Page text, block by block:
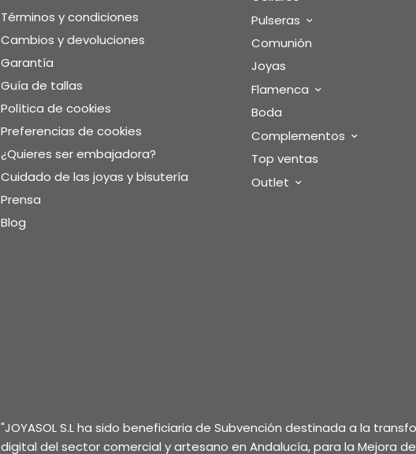
Términos y condiciones
Cambios y devoluciones
Garantía
Guía de tallas
Política de cookies
Preferencias de cookies
¿Quieres ser embajadora?
Cuidado de las joyas y bisutería
Prensa
Blog
Pulseras
Comunión
Joyas
Flamenca
Boda
Complementos
Top ventas
Outlet
"JOYASOL S.L ha sido beneficiaria de Subvención destinada a la
digital del sector comercial y artesano en Andalucía, para la Mejora